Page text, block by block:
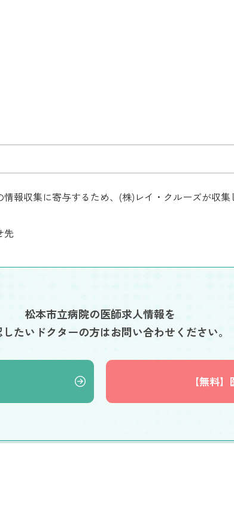
報収集に寄与するため、(株)レイ・クルーズが収
先
松本市立病院の医師求人情報を
したいドクターの方はお問い合わせください。
【無料